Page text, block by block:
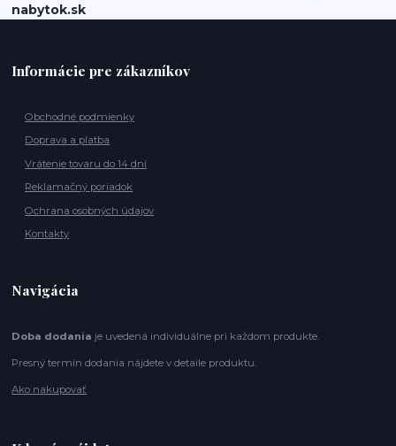
nabytok.sk
Informácie pre zákazníkov
Obchodné podmienky
Doprava a platba
Vrátenie tovaru do 14 dní
Reklamačný poriadok
Ochrana osobných údajov
Kontakty
Navigácia
Doba dodania je uvedená individuálne pri každom produkte.
Presný termín dodania nájdete v detaile produktu.
Ako nakupovať